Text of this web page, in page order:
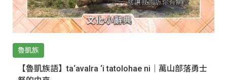
魯凱族
【魯凱族語】ta‘avalra ‘i tatolohae ni｜萬山部落勇士